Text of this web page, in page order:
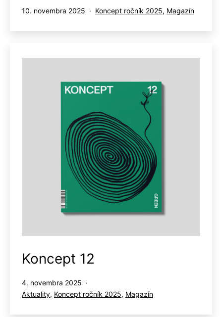
Publikované
10. novembra 2025
Kategorizované
Koncept ročník 2025, Magazín
Koncept 12
Publikované
4. novembra 2025
Kategorizované
Aktuality, Koncept ročník 2025, Magazín